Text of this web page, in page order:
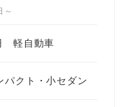
～
軽自動車
クト・小セダン